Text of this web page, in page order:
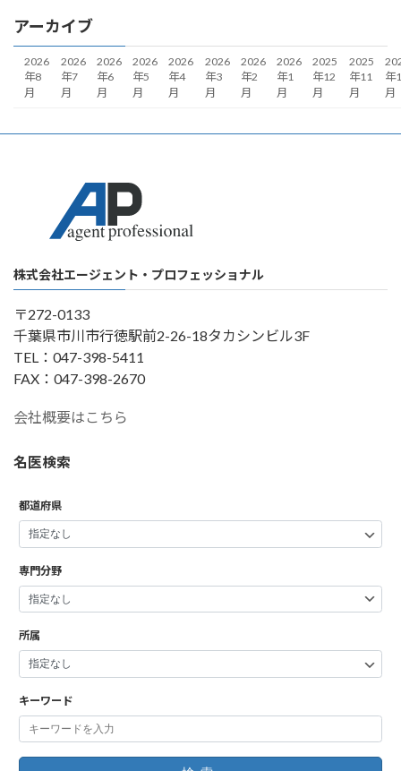
アーカイブ
2026
年8
月
2026
年7
月
2026
年6
月
2026
年5
月
2026
年4
月
2026
年3
月
2026
年2
月
2026
年1
月
2025
年12
月
2025
年11
月
年
月
株式会社エージェント・プロフェッショナル
〒272-0133
千葉県市川市行徳駅前2-26-18タカシンビル3F
TEL：047-398-5411
FAX：047-398-2670
会社概要はこちら
名医検索
都道府県
専門分野
所属
キーワード